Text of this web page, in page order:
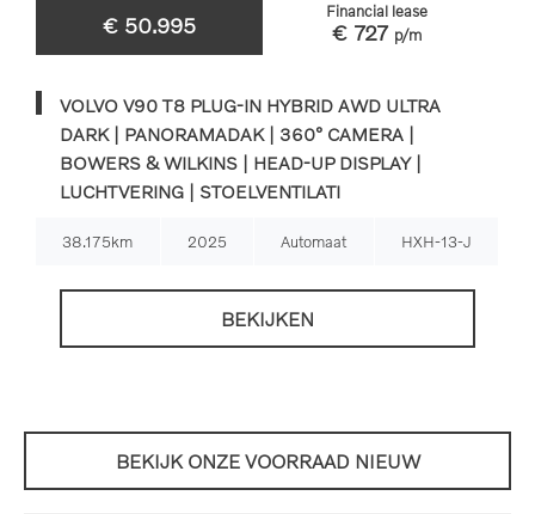
€ 50.995
Financial lease
€ 727 p/m
VOLVO V90 T8 PLUG-IN HYBRID AWD ULTRA
DARK | PANORAMADAK | 360° CAMERA |
BOWERS & WILKINS | HEAD-UP DISPLAY |
LUCHTVERING | STOELVENTILATI
38.175km 2025 Automaat HXH-13-J
BEKIJKEN
BEKIJK ONZE VOORRAAD NIEUW